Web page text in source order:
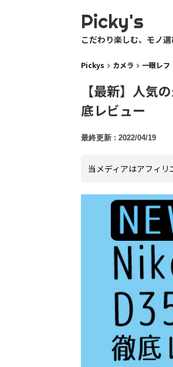
Picky's
こだわり楽しむ、モノ
Pickys カメラ 一眼レフ
【最新】人気
底レビュー
2022/04/19
当メディアはアフィリ